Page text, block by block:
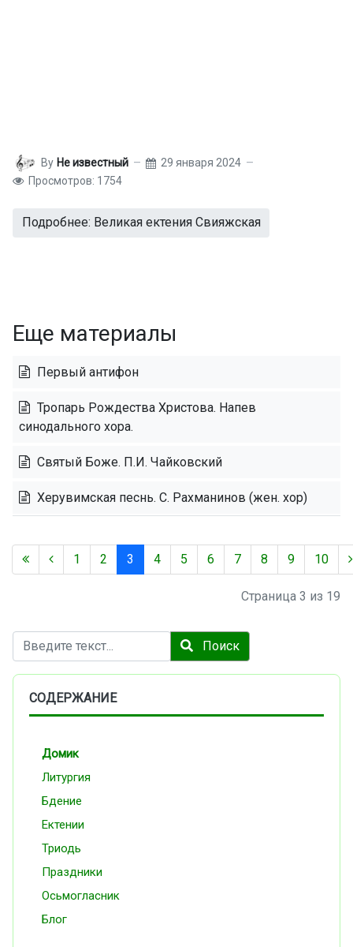
By Не известный
29 января 2024
Просмотров: 1754
Подробнее: Великая ектения Свияжская
Еще материалы
Первый антифон
Тропарь Рождества Христова. Напев
синодального хора.
Святый Боже. П.И. Чайковский
Херувимская песнь. С. Рахманинов (жен. хор)
1 2 3 4 5 6 7 8 9 10
Страница 3 из 19
Поиск Поиск
СОДЕРЖАНИЕ
Домик
Литургия
Бдение
Ектении
Триодь
Праздники
Осьмогласник
Блог